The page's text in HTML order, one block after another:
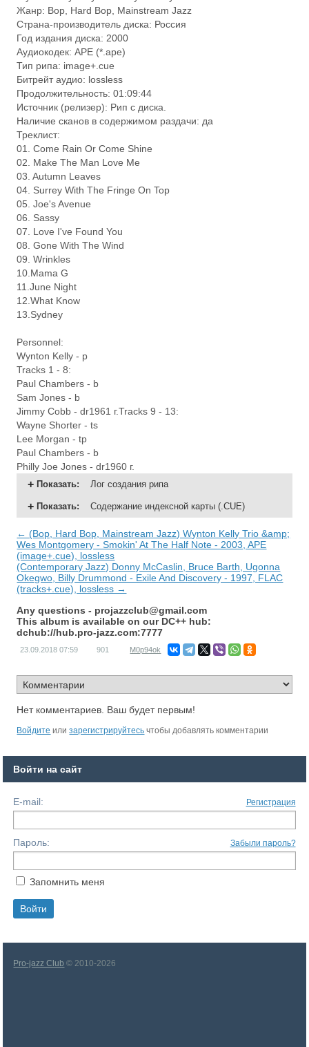
Жанр: Bop, Hard Bop, Mainstream Jazz
Страна-производитель диска: Россия
Год издания диска: 2000
Аудиокодек: APE (*.ape)
Тип рипа: image+.cue
Битрейт аудио: lossless
Продолжительность: 01:09:44
Источник (релизер): Рип с диска.
Наличие сканов в содержимом раздачи: да
Треклист:
01. Come Rain Or Come Shine
02. Make The Man Love Me
03. Autumn Leaves
04. Surrey With The Fringe On Top
05. Joe's Avenue
06. Sassy
07. Love I've Found You
08. Gone With The Wind
09. Wrinkles
10.Mama G
11.June Night
12.What Know
13.Sydney
Personnel:
Wynton Kelly - p
Tracks 1 - 8:
Paul Chambers - b
Sam Jones - b
Jimmy Cobb - dr1961 г.Tracks 9 - 13:
Wayne Shorter - ts
Lee Morgan - tp
Paul Chambers - b
Philly Joe Jones - dr1960 г.
Показать: Лог создания рипа
Показать: Содержание индексной карты (.CUE)
← (Bop, Hard Bop, Mainstream Jazz) Wynton Kelly Trio &amp;
Wes Montgomery - Smokin' At The Half Note - 2003, APE
(image+.cue), lossless
(Contemporary Jazz) Donny McCaslin, Bruce Barth, Ugonna
Okegwo, Billy Drummond - Exile And Discovery - 1997, FLAC
(tracks+.cue), lossless →
Any questions - projazzclub@gmail.com
This album is available on our DC++ hub:
dchub://hub.pro-jazz.com:7777
23.09.2018 07:59 901 M0p94ok
Нет комментариев. Ваш будет первым!
Войдите илизарегистрируйтесь чтобы добавлять комментарии
Войти на сайт
E-mail: Регистрация
Пароль: Забыли пароль?
Запомнить меня
Pro-jazz Club © 2010-2026